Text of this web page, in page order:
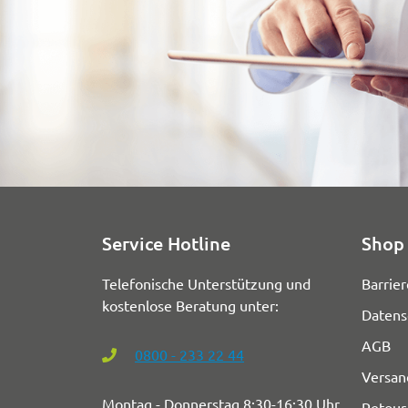
Service Hotline
Telefonische Unterstützung und
kostenlose Beratung unter:
0800 - 233 22 44
Montag - Donnerstag 8:30-16:30 Uhr
AGB